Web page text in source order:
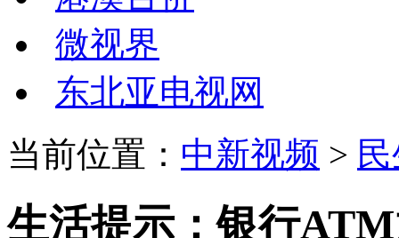
微视界
东北亚电视网
当前位置： 中新视频 >
生活提示：银行